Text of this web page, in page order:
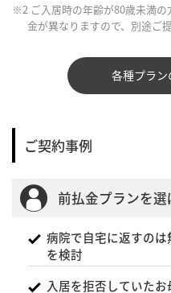
※2 ご入居時の年齢が80歳未満
金が異なりますので、別途ご
各種プラ
ご契約事例
前払金プランを
病院で自宅に返すの
を検討
入居を拒否していた